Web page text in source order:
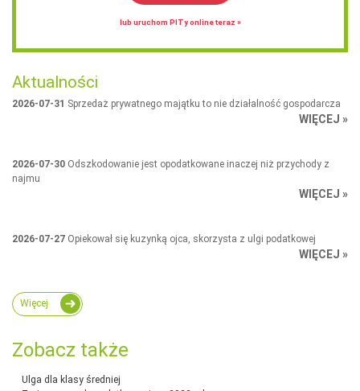
lub uruchom PITy online teraz »
Aktualności
2026-07-31 Sprzedaż prywatnego majątku to nie działalność gospodarcza
WIĘCEJ »
2026-07-30 Odszkodowanie jest opodatkowane inaczej niż przychody z
najmu
WIĘCEJ »
2026-07-27 Opiekował się kuzynką ojca, skorzysta z ulgi podatkowej
WIĘCEJ »
Więcej
Zobacz także
Ulga dla klasy średniej